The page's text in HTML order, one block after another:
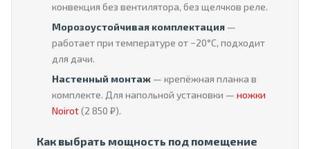
конвекция без вентилятора, без щелчков реле.
Морозоустойчивая комплектация —
работает при температуре от −20°C, подходит
для дачи.
Настенный монтаж — крепёжная планка в
комплекте. Для напольной установки — ножки
Noirot(2 850 ₽).
Как выбрать мощность под помещение